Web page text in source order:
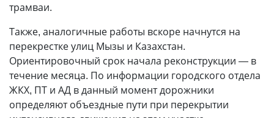
трамваи.
Также, аналогичные работы вскоре начнутся на
перекрестке улиц Мызы и Казахстан.
Ориентировочный срок начала реконструкции — в
течение месяца. По информации городского отдела
ЖКХ, ПТ и АД в данный момент дорожники
определяют объездные пути при перекрытии